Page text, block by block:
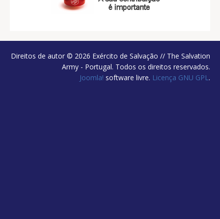
Direitos de autor © 2026 Exército de Salvação // The Salvation
Army - Portugal. Todos os direitos reservados.
Joomla! software livre. Licença GNU GPL.